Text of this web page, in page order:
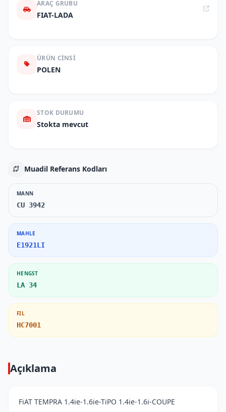
ARAÇ GRUBU
FIAT-LADA
ÜRÜN CINSI
POLEN
STOK DURUMU
Stokta mevcut
Muadil Referans Kodları
MANN
CU 3942
MAHLE
E1921LI
HENGST
LA 34
FIL
HC7001
Açıklama
FiAT TEMPRA 1.4ie-1.6ie-TiPO 1.4ie-1.6i-COUPE